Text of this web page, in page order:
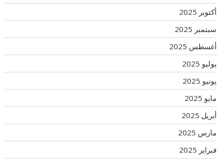
أكتوبر 2025
سبتمبر 2025
أغسطس 2025
يوليو 2025
يونيو 2025
مايو 2025
أبريل 2025
مارس 2025
فبراير 2025